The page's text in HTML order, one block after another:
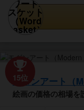
15位
モダンアート（
絵画の価格の相場を